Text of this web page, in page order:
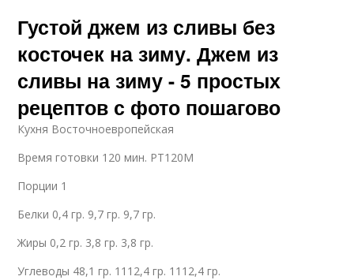
Густой джем из сливы без
косточек на зиму. Джем из
сливы на зиму - 5 простых
рецептов с фото пошагово
Кухня Восточноевропейская
Время готовки 120 мин. PT120M
Порции 1
Белки 0,4 гр. 9,7 гр. 9,7 гр.
Жиры 0,2 гр. 3,8 гр. 3,8 гр.
Углеводы 48,1 гр. 1112,4 гр. 1112,4 гр.